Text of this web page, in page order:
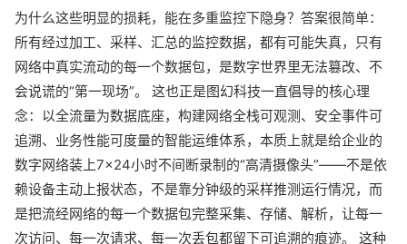
为什么这些明显的损耗，能在多重监控下隐身？答案很简单：
所有经过加工、采样、汇总的监控数据，都有可能失真，只有
网络中真实流动的每一个数据包，是数字世界里无法篡改、不
会说谎的“第一现场”。 这也正是图幻科技一直倡导的核心理
念：以全流量为数据底座，构建网络全栈可观测、安全事件可
追溯、业务性能可度量的智能运维体系，本质上就是给企业的
数字网络装上7×24小时不间断录制的“高清摄像头”——不是依
赖设备主动上报状态，不是靠分钟级的采样推测运行情况，而
是把流经网络的每一个数据包完整采集、存储、解析，让每一
次访问、每一次请求、每一次丢包都留下可追溯的痕迹。 这种